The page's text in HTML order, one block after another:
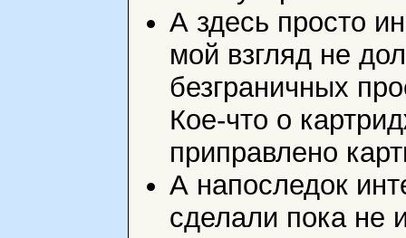
А здесь просто
мой взгляд не
безграничных
Кое-что о
приправлено
А напоследок
сделали пока не